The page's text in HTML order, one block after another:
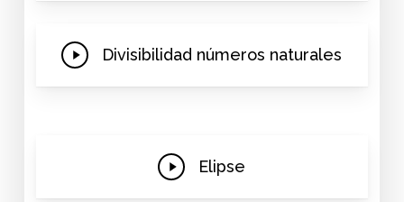
Play
Divisibilidad números naturales
Play
Elipse